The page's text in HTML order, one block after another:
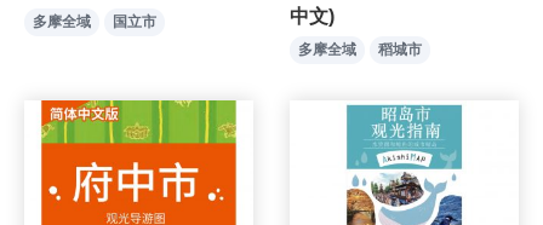
多摩全域 国立市
中文)
多摩全域 稻城市